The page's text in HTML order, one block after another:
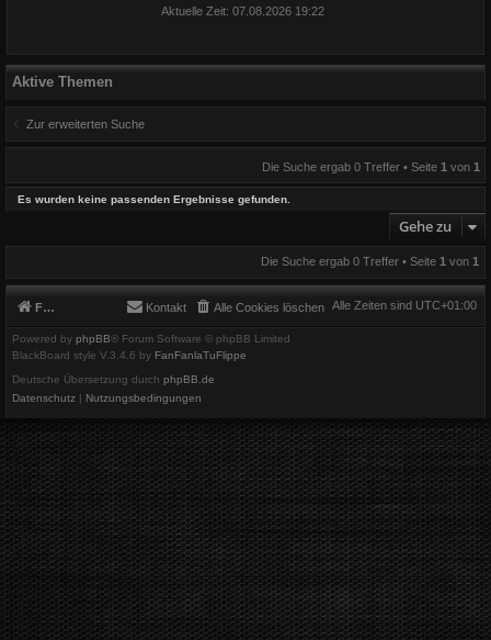
Aktuelle Zeit: 07.08.2026 19:22
Aktive Themen
Zur erweiterten Suche
Die Suche ergab 0 Treffer • Seite 1 von 1
Es wurden keine passenden Ergebnisse gefunden.
Gehe zu
Die Suche ergab 0 Treffer • Seite 1 von 1
Foren-Übersicht Alle Zeiten sind UTC+01:00
Alle Cookies löschen
Kontakt
Powered by phpBB® Forum Software © phpBB Limited
BlackBoard style V.3.4.6 by FanFanlaTuFlippe
Deutsche Übersetzung durch phpBB.de
Datenschutz
Nutzungsbedingungen